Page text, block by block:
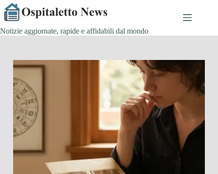
Salta
al
contenuto
Notizie aggiornate, rapide e affidabili dal mondo